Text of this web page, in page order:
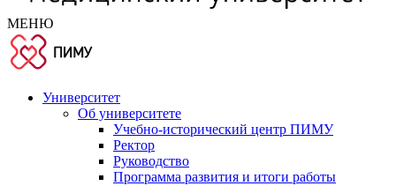
МЕНЮ
Университет
Об университете
Учебно-исторический центр ПИМУ
Ректор
Руководство
Программа развития и итоги работы